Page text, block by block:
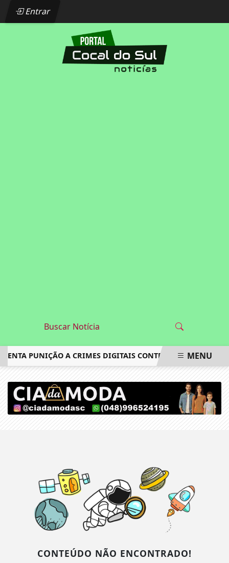
Entrar
PUNIÇÃO A CRIMES DIGITAIS CONTRA CRIANÇAS É
MENU
CONTEÚDO NÃO ENCONTRADO!